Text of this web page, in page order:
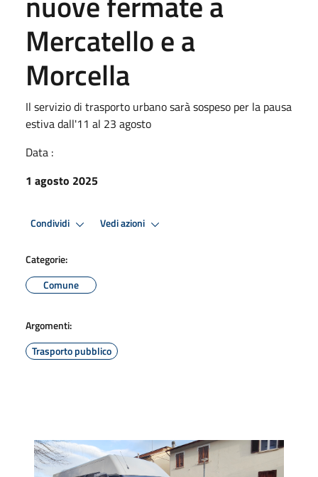
Mercatello e a
Morcella
Il servizio di trasporto urbano sarà sospeso per la pausa
estiva dall'11 al 23 agosto
Data :
1 agosto 2025
Condividi Vedi azioni
Categorie:
Comune
Argomenti:
Trasporto pubblico